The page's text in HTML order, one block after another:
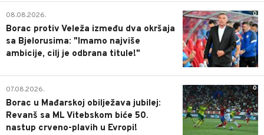
0
08.08.2026.
Borac protiv Veleža između dva okršaja
sa Bjelorusima: "Imamo najviše
ambicije, cilj je odbrana titule!"
0
07.08.2026.
Borac u Mađarskoj obilježava jubilej:
Revanš sa ML Vitebskom biće 50.
nastup crveno-plavih u Evropi!